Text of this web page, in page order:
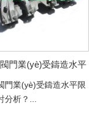
門業(yè)受鑄造水平
限制探討分析？
門業(yè)受鑄造水平限
析？...